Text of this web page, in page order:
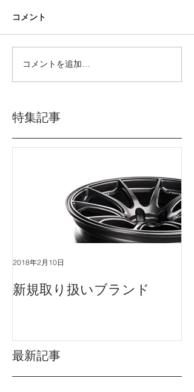
コメント
コメントを追加…
特集記事
新規取り扱いブランド
2018年2月10日
最新記事